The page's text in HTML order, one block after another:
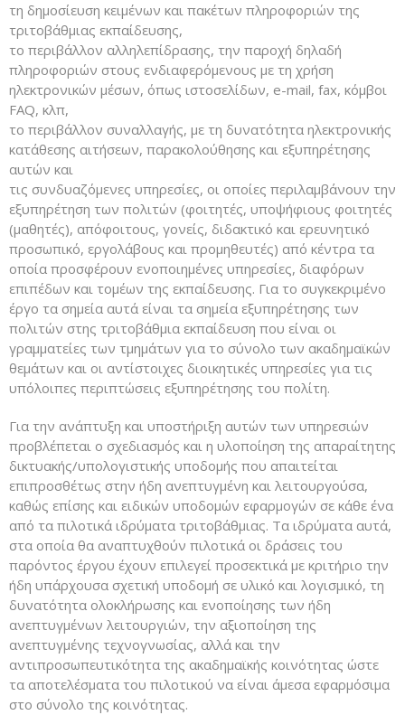
τη δημοσίευση κειμένων και πακέτων πληροφοριών της
τριτοβάθμιας εκπαίδευσης,
το περιβάλλον αλληλεπίδρασης, την παροχή δηλαδή
πληροφοριών στους ενδιαφερόμενους με τη χρήση
ηλεκτρονικών μέσων, όπως ιστοσελίδων, e-mail, fax, κόμβοι
FAQ, κλπ,
το περιβάλλον συναλλαγής, με τη δυνατότητα ηλεκτρονικής
κατάθεσης αιτήσεων, παρακολούθησης και εξυπηρέτησης
αυτών και
τις συνδυαζόμενες υπηρεσίες, οι οποίες περιλαμβάνουν την
εξυπηρέτηση των πολιτών (φοιτητές, υποψήφιους φοιτητές
(μαθητές), απόφοιτους, γονείς, διδακτικό και ερευνητικό
προσωπικό, εργολάβους και προμηθευτές) από κέντρα τα
οποία προσφέρουν ενοποιημένες υπηρεσίες, διαφόρων
επιπέδων και τομέων της εκπαίδευσης. Για το συγκεκριμένο
έργο τα σημεία αυτά είναι τα σημεία εξυπηρέτησης των
πολιτών στης τριτοβάθμια εκπαίδευση που είναι οι
γραμματείες των τμημάτων για το σύνολο των ακαδημαϊκών
θεμάτων και οι αντίστοιχες διοικητικές υπηρεσίες για τις
υπόλοιπες περιπτώσεις εξυπηρέτησης του πολίτη.
Για την ανάπτυξη και υποστήριξη αυτών των υπηρεσιών
προβλέπεται ο σχεδιασμός και η υλοποίηση της απαραίτητης
δικτυακής/υπολογιστικής υποδομής που απαιτείται
επιπροσθέτως στην ήδη ανεπτυγμένη και λειτουργούσα,
καθώς επίσης και ειδικών υποδομών εφαρμογών σε κάθε ένα
από τα πιλοτικά ιδρύματα τριτοβάθμιας. Τα ιδρύματα αυτά,
στα οποία θα αναπτυχθούν πιλοτικά οι δράσεις του
παρόντος έργου έχουν επιλεγεί προσεκτικά με κριτήριο την
ήδη υπάρχουσα σχετική υποδομή σε υλικό και λογισμικό, τη
δυνατότητα ολοκλήρωσης και ενοποίησης των ήδη
ανεπτυγμένων λειτουργιών, την αξιοποίηση της
ανεπτυγμένης τεχνογνωσίας, αλλά και την
αντιπροσωπευτικότητα της ακαδημαϊκής κοινότητας ώστε
τα αποτελέσματα του πιλοτικού να είναι άμεσα εφαρμόσιμα
στο σύνολο της κοινότητας.